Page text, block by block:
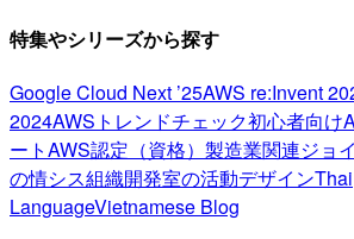
特集やシリーズから探す
Google Cloud Next ’25AWS re:Invent
2024AWSトレンドチェック初心者向け
ートAWS認定（資格） 製造業関連ジョ
の情シス組織開発室の活動デザインThai
LanguageVietnamese Blog